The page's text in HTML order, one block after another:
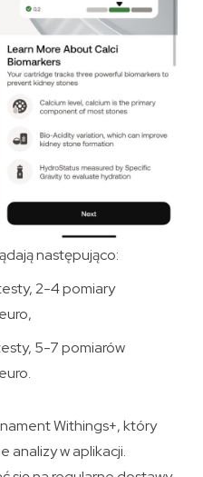
następująco:
2-4 pomiary
5-7 pomiarów
Withings+, który
analizy w aplikacji.